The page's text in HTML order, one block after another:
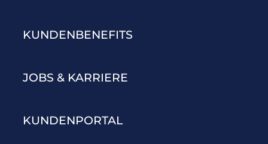
KUNDENBENEFITS
JOBS & KARRIERE
KUNDENPORTAL